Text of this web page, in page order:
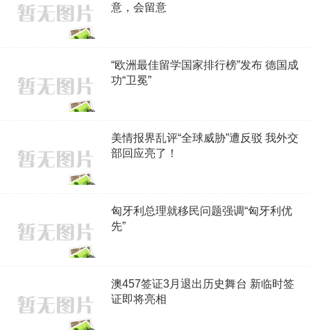
意，会留意
“欧洲最佳留学国家排行榜”发布 德国成
功“卫冕”
美情报界乱评“全球威胁”遭反驳 我外交
部回应亮了！
匈牙利总理就移民问题强调“匈牙利优
先”
澳457签证3月退出历史舞台 新临时签
证即将亮相